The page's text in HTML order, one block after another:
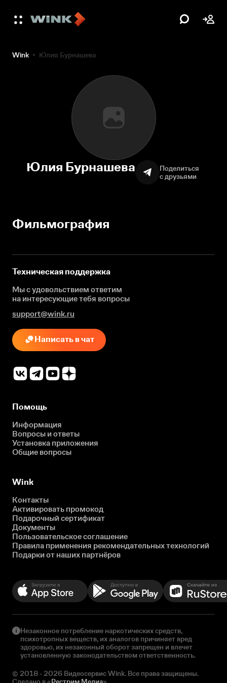
Wink Юлия Бурнашева
Юлия Бурнашева
Поделиться
с друзьями
Фильмография
Техническая поддержка
Мы с удовольствием ответим
на интересующиетебя вопросы
support@wink.ru
Написать в чат
Помощь
Информация
Вопросы и ответы
Установка приложения
Общие вопросы
Wink
Контакты
Активировать промокод
Подарочный сертификат
Документы
Пользовательское соглашение
Правила применения рекомендательных технологий
Подарки от наших партнёров
Незаконное потребление наркотических средств,
психотропных веществ, их аналогов причиняет вред
здоровью, их незаконный оборот запрещен и влечет
установленную законодательством ответственность.
© 2018 - 2026 Видеосервис Wink. Все права защищены.